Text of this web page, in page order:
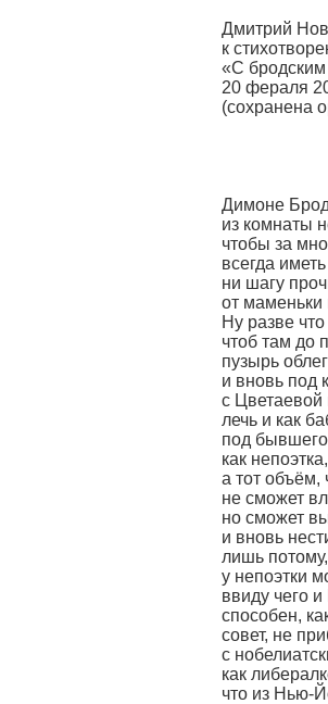
Дмитрий
к
«С
20 фераля
(сохранена
Димоне
из комнаты
чтобы за
всегда
ни шагу
от
Ну разве
чтоб там до
пузырь
и вновь под
с Цветаевой
лечь и как
под
как
а тот объём,
не сможет
но сможет
и вновь
лишь
у непоэтки
ввиду чего
способен,
совет, не
с
как
что из Нью-